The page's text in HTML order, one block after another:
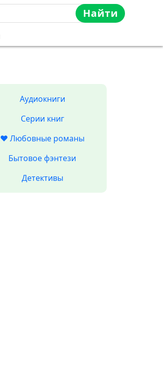
Найти
Аудиокниги
Серии книг
❤️ Любовные романы
Бытовое фэнтези
Детективы